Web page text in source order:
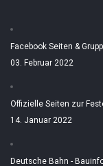
Facebook Seiten &
03. Februar 2022
Offizielle Seiten zur
14. Januar 2022
Deutsche Bahn -